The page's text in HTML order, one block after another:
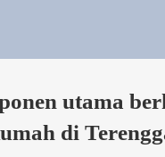
utama
di